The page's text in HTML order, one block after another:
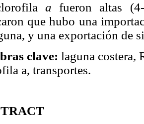
a fueron altas
que hubo una
y una exportación de
clave: laguna costera,
a, transportes.